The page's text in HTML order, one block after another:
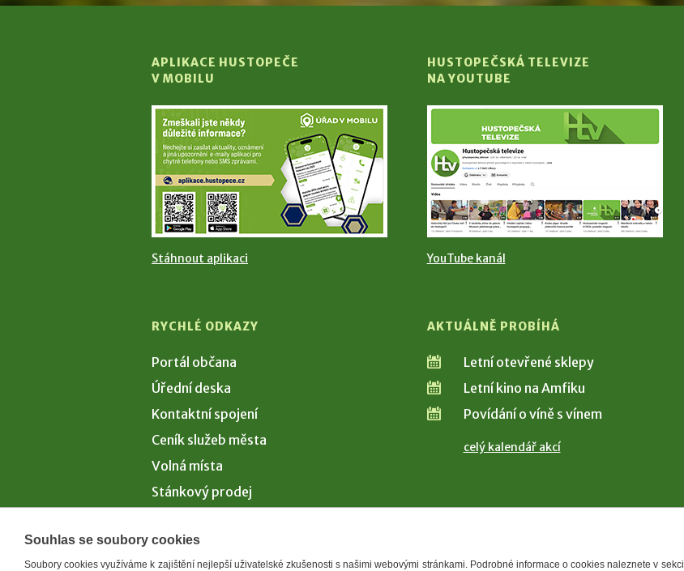
APLIKACE HUSTOPEČE
V MOBILU
Stáhnout aplikaci
HUSTOPEČSKÁ TELEVIZE
NA YOUTUBE
YouTube kanál
RYCHLÉ ODKAZY
Portál občana
Úřední deska
Kontaktní spojení
Ceník služeb města
Volná místa
Stánkový prodej
AKTUÁLNĚ PROBÍHÁ
Letní otevřené sklepy
Letní kino na Amfiku
Povídání o víně s vínem
celý kalendář akcí
Souhlas se soubory cookies
Soubory cookies využíváme k zajištění nejlepší uživatelské zkušenosti s našimi webovými stránkami. Podrobné informace o cookies naleznete v sekci